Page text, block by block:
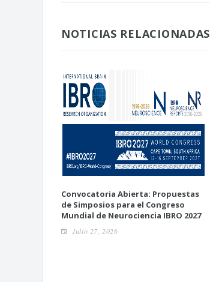
NOTICIAS RELACIONADAS
Convocatoria Abierta: Propuestas
de Simposios para el Congreso
Mundial de Neurociencia IBRO 2027
Julio 27, 2026